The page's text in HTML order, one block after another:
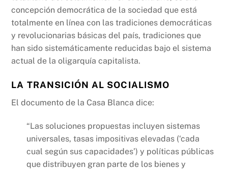
concepción democrática de la sociedad que está
totalmente en línea con las tradiciones democráticas
y revolucionarias básicas del país, tradiciones que
han sido sistemáticamente reducidas bajo el sistema
actual de la oligarquía capitalista.
LA TRANSICIÓN AL SOCIALISMO
El documento de la Casa Blanca dice:
“Las soluciones propuestas incluyen sistemas
universales, tasas impositivas elevadas (‘cada
cual según sus capacidades’) y políticas públicas
que distribuyen gran parte de los bienes y